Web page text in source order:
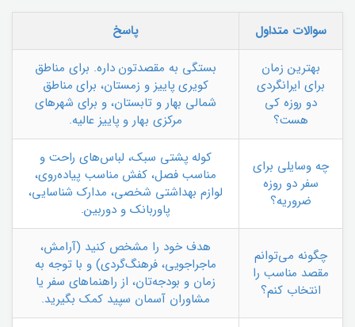
سوالات متداول
پاسخ
بهترین زمان
برای ایرانگردی
دو روزه کی
هست؟
بستگی به مقصدتون داره. برای مناطق
کویری پاییز و زمستان، برای مناطق
شمالی بهار و تابستان، و برای شهرهای
مرکزی بهار و پاییز عالیه.
چه وسایلی برای
سفر دو روزه
ضروریه؟
کوله پشتی سبک، لباس‌های راحت و
مناسب فصل، کفش مناسب پیاده‌روی،
لوازم بهداشتی شخصی، مدارک شناسایی،
پاوربانک و دوربین.
چگونه می‌توانم
مقصد مناسب را
انتخاب کنم؟
هدف خود را مشخص کنید (آرامش،
ماجراجویی، فرهنگ‌گردی) و با توجه به
زمان و بودجه‌تان، از راهنماهای سفر یا
مشاوران آسمان سپید کمک بگیرید.